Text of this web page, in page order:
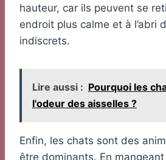
hauteur, car ils peuvent se
endroit plus calme et à l’abri
indiscrets.
Lire aussi : Pourquoi les
l'odeur des aisselles ?
Enfin, les chats sont des
être dominants. En